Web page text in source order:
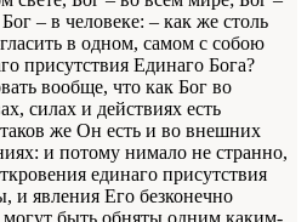
– в человеке: – как же столь
в одном, самом с собою
присутствия Единаго Бога?
вообще, что как Бог во
силах и действиях есть
же Он есть и во внешних
и потому нимало не странно,
единаго присутствия
и явления Его безконечно